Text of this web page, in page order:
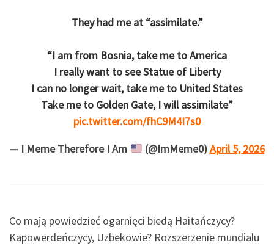
They had me at “assimilate.”
“I am from Bosnia, take me to America
I really want to see Statue of Liberty
I can no longer wait, take me to United States
Take me to Golden Gate, I will assimilate”
pic.twitter.com/fhC9M4I7s0
— I Meme Therefore I Am
(@ImMeme0)April 5, 2026
Co mają powiedzieć ogarnięci biedą Haitańczycy?
Kapowerdeńczycy, Uzbekowie? Rozszerzenie mundialu